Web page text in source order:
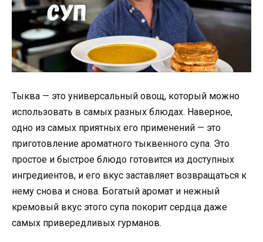
Тыква — это универсальный овощ, который можно
использовать в самых разных блюдах. Наверное,
одно из самых приятных его применений — это
приготовление ароматного тыквенного супа. Это
простое и быстрое блюдо готовится из доступных
ингредиентов, и его вкус заставляет возвращаться к
нему снова и снова. Богатый аромат и нежный
кремовый вкус этого супа покорит сердца даже
самых привередливых гурманов.